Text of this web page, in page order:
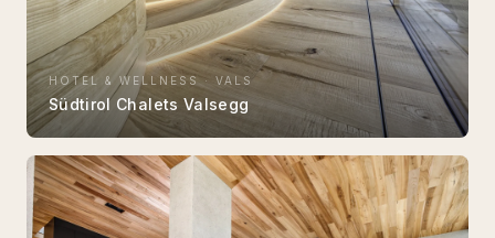
HOTEL & WELLNESS· VALS
Südtirol Chalets Valsegg